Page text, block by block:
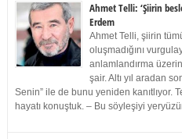
Ahmet Telli: ‘Şiirin
Erdem
Ahmet Telli, şiirin
oluşmadığını
anlamlandırma
şair. Altı yıl aradan
Senin” ile de bunu yeniden kanıtlıyor.
hayatı konuştuk. – Bu söyleşiyi